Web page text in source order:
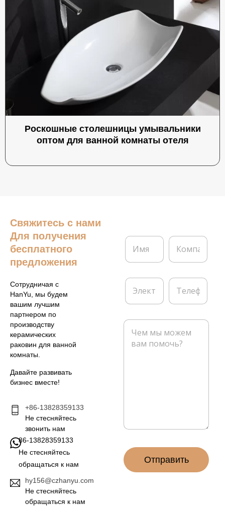
Роскошные столешницы умывальники
оптом для ванной комнаты отеля
Свяжитесь с нами
Для получения
бесплатного
предложения
Сотрудничая с
HanYu, мы будем
вашим лучшим
партнером по
производству
керамических
раковин для ванной
комнаты.
Давайте развивать
бизнес вместе!
+86-13828359133
Не стесняйтесь
звонить нам
86-13828359133
Не стесняйтесь
обращаться к нам
hy156@czhanyu.com
Не стесняйтесь
обращаться к нам
И
я
К
м
а
я
Э
е
т
а
Т
л
ф
о
н
С
Отправить